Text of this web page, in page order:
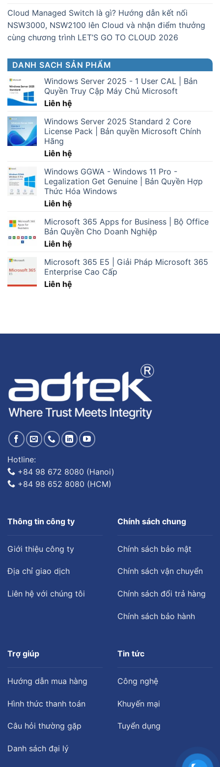
Cloud Managed Switch là gì? Hướng dẫn kết nối
NSW3000, NSW2100 lên Cloud và nhận điểm thưởng
cùng chương trình LET’S GO TO CLOUD 2026
DANH SACH SẢN PHẨM
Windows Server 2025 - 1 User CAL | Bản
Quyền Truy Cập Máy Chủ Microsoft
Liên hệ
Windows Server 2025 Standard 2 Core
License Pack | Bản quyền Microsoft Chính
Hãng
Liên hệ
Windows GGWA - Windows 11 Pro -
Legalization Get Genuine | Bản Quyền Hợp
Thức Hóa Windows
Liên hệ
Microsoft 365 Apps for Business | Bộ Office
Bản Quyền Cho Doanh Nghiệp
Liên hệ
Microsoft 365 E5 | Giải Pháp Microsoft 365
Enterprise Cao Cấp
Liên hệ
Hotline:
+84 98 672 8080 (Hanoi)
+84 98 652 8080 (HCM)
Thông tin công ty
Giới thiệu công ty
Địa chỉ giao dịch
Liên hệ với chúng tôi
Chính sách chung
Chính sách bảo mật
Chính sách vận chuyển
Chính sách đổi trả hàng
Chính sách bảo hành
Trợ giúp
Hướng dẫn mua hàng
Hình thức thanh toán
Câu hỏi thường gặp
Danh sách đại lý
Tin tức
Công nghệ
Khuyến mại
Tuyển dụng